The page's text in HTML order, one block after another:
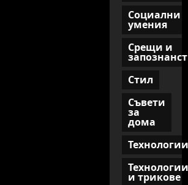
Социални
умения
Срещи и
Стил
Съвети
за
дома
Технологии
Технологии
и трикове